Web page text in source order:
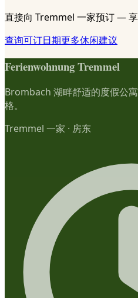
直接向 Tremmel 一家预订 — 享
查询可订日期更多休闲建议
Ferienwohnung Tremmel
Brombach 湖畔舒适的度假公
格。
Tremmel 一家 · 房东